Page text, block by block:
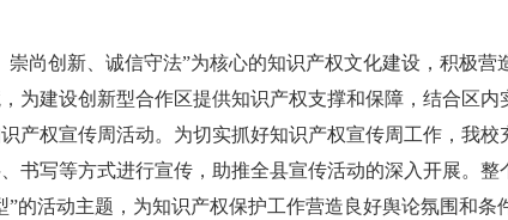
崇尚创新、诚信守法”为核心的知识产权文化建设，积极营
为建设创新型合作区提供知识产权支撑和保障，结合区内
产权宣传周活动。为切实抓好知识产权宣传周工作，我校
书写等方式进行宣传，助推全县宣传活动的深入开展。整
”的活动主题，为知识产权保护工作营造良好舆论氛围和条